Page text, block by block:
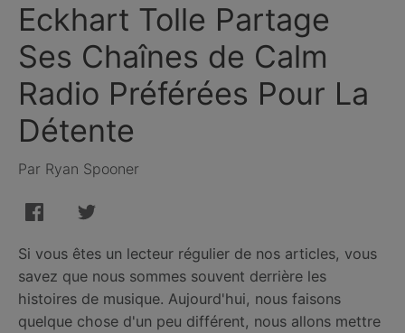
Eckhart Tolle Partage
Ses Chaînes de Calm
Radio Préférées Pour La
Détente
Par Ryan Spooner
Si vous êtes un lecteur régulier de nos articles, vous
savez que nous sommes souvent derrière les
histoires de musique. Aujourd'hui, nous faisons
quelque chose d'un peu différent, nous allons mettre